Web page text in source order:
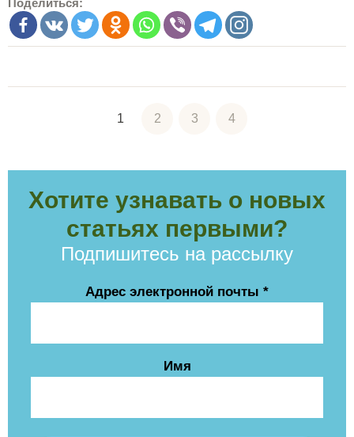
Поделиться:
1 2 3 4
Хотите узнавать о новых
статьях первыми?
Подпишитесь на рассылку
Адрес электронной почты *
Имя